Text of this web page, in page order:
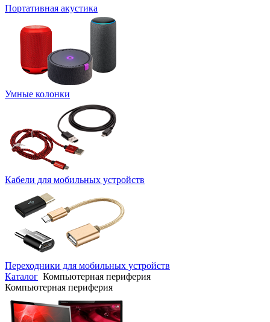
Портативная акустика
Умные колонки
Кабели для мобильных устройств
Переходники для мобильных устройств
Каталог Компьютерная периферия
Компьютерная периферия